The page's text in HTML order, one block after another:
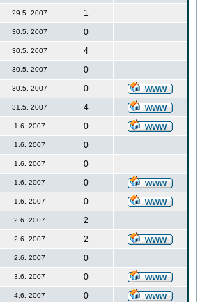
29.5. 2007
1
30.5. 2007
0
30.5. 2007
4
30.5. 2007
0
30.5. 2007
0
31.5. 2007
4
1.6. 2007
0
1.6. 2007
0
1.6. 2007
0
1.6. 2007
0
1.6. 2007
0
2.6. 2007
2
2.6. 2007
2
2.6. 2007
0
3.6. 2007
0
4.6. 2007
0